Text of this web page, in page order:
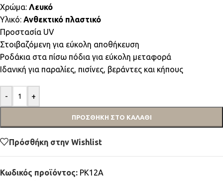
Χρώμα: Λευκό
Υλικό: Ανθεκτικό πλαστικό
Προστασία UV
Στοιβαζόμενη για εύκολη αποθήκευση
Ροδάκια στα πίσω πόδια για εύκολη μεταφορά
Ιδανική για παραλίες, πισίνες, βεράντες και κήπους
- +
ΠΡΟΣΘΉΚΗ ΣΤΟ ΚΑΛΆΘΙ
Πρόσθήκη στην Wishlist
Κωδικός προϊόντος: PK12A